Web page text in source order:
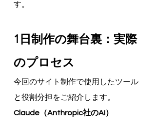
す。
1日制作の舞台裏：実際
のプロセス
今回のサイト制作で使用したツール
と役割分担をご紹介します。
Claude（Anthropic社のAI）